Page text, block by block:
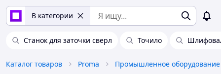
В категории
Станок для заточки сверл Точило
Каталог товаров Proma